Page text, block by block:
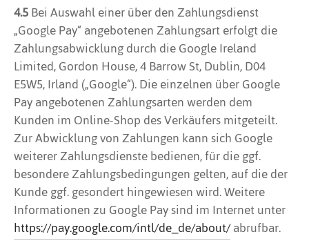
4.5Bei Auswahl einer über den Zahlungsdienst
„Google Pay“ angebotenen Zahlungsart erfolgt die
Zahlungsabwicklung durch die Google Ireland
Limited, Gordon House, 4 Barrow St, Dublin, D04
E5W5, Irland („Google“). Die einzelnen über Google
Pay angebotenen Zahlungsarten werden dem
Kunden im Online-Shop des Verkäufers mitgeteilt.
Zur Abwicklung von Zahlungen kann sich Google
weiterer Zahlungsdienste bedienen, für die ggf.
besondere Zahlungsbedingungen gelten, auf die der
Kunde ggf. gesondert hingewiesen wird. Weitere
Informationen zu Google Pay sind im Internet unter
https://pay.google.com/intl/de_de/about/abrufbar.